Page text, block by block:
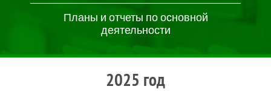
Планы и отчеты по основной
деятельности
2025 год